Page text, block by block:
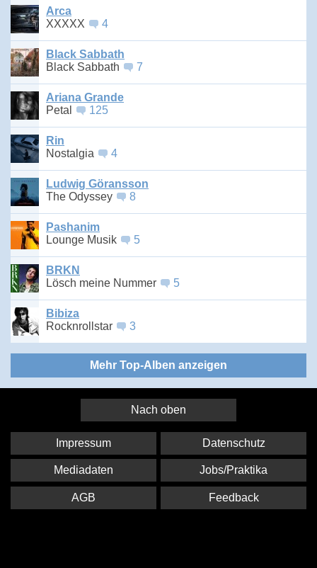
Arca
XXXXX
4
Black Sabbath
Black Sabbath
7
Ariana Grande
Petal
125
Rin
Nostalgia
4
Ludwig Göransson
The Odyssey
8
Pashanim
Lounge Musik
5
BRKN
Lösch meine Nummer
5
Bibiza
Rocknrollstar
3
Mehr Top-Alben anzeigen
Nach oben
Impressum Datenschutz
Mediadaten Jobs/Praktika
AGB Feedback